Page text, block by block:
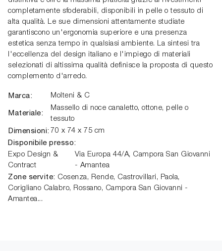
completamente sfoderabili, disponibili in pelle o tessuto di
alta qualità. Le sue dimensioni attentamente studiate
garantiscono un'ergonomia superiore e una presenza
estetica senza tempo in qualsiasi ambiente. La sintesi tra
l'eccellenza del design italiano e l'impiego di materiali
selezionati di altissima qualità definisce la proposta di questo
complemento d'arredo.
Marca: Molteni & C
Materiale:
Massello di noce canaletto, ottone, pelle o
tessuto
Dimensioni: 70 x 74 x 75 cm
Disponibile presso:
Expo Design &
Contract
Via Europa 44/A, Campora San Giovanni
- Amantea
Zone servite: Cosenza, Rende, Castrovillari, Paola,
Corigliano Calabro, Rossano, Campora San Giovanni -
Amantea...